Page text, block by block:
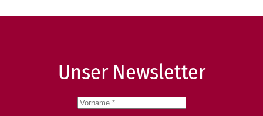
Unser Newsletter